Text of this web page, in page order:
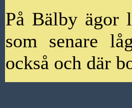
På Bälby
som senare
också och där